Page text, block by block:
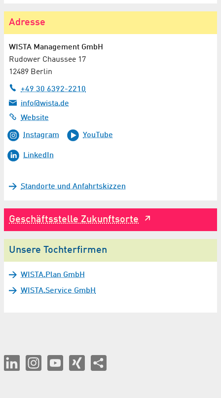
Adresse
WISTA Management GmbH
Rudower Chaussee 17
12489 Berlin
+49 30 6392-2210
info@wista.de
Website
Instagram YouTube
LinkedIn
Standorte und Anfahrtskizzen
Geschäftsstelle Zukunftsorte
Unsere Tochterfirmen
WISTA.Plan GmbH
WISTA.Service GmbH